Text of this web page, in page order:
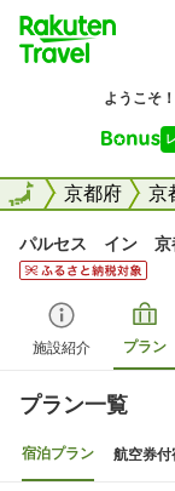
全国京都府 京
全国
パルセス イン 京
施設紹介 プラン
プラン一覧
宿泊プラン 航空券付